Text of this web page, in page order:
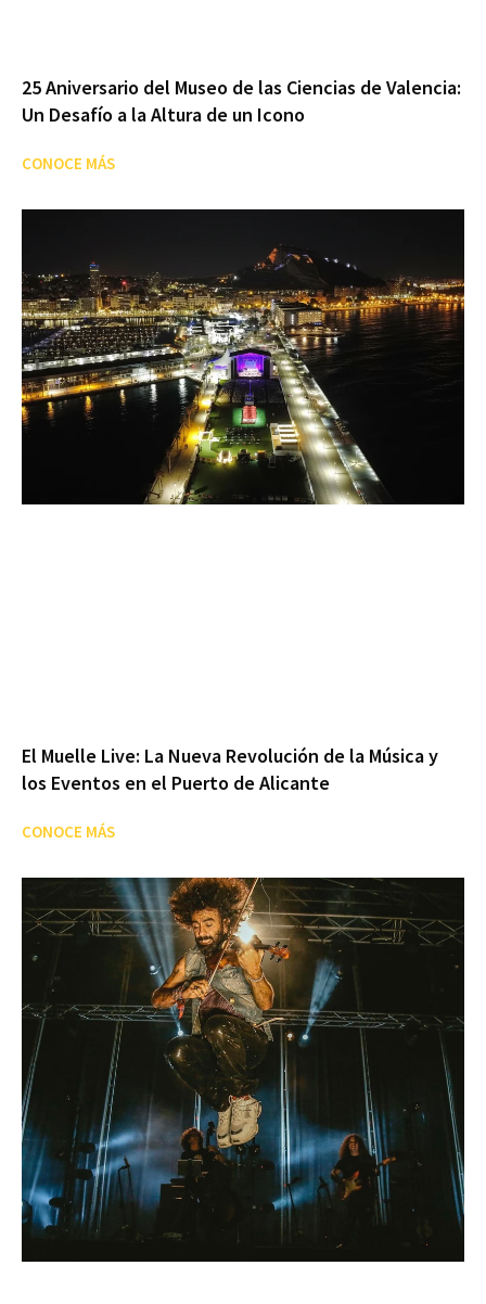
25 Aniversario del Museo de las Ciencias de Valencia:
Un Desafío a la Altura de un Icono
CONOCE MÁS
El Muelle Live: La Nueva Revolución de la Música y
los Eventos en el Puerto de Alicante
CONOCE MÁS